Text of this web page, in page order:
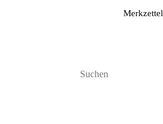
Merkzettel